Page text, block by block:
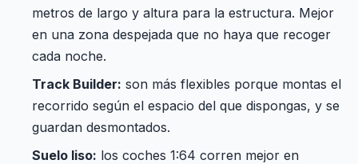
metros de largo y altura para la estructura. Mejor
en una zona despejada que no haya que recoger
cada noche.
Track Builder: son más flexibles porque montas el
recorrido según el espacio del que dispongas, y se
guardan desmontados.
Suelo liso: los coches 1:64 corren mejor en